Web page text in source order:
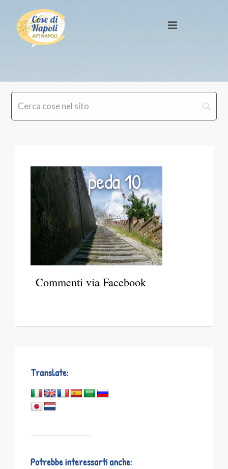
peda 10
Commenti via Facebook
Translate:
Potrebbe interessarti anche: